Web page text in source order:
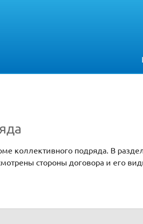
коллективного подряда. В
стороны договора и его